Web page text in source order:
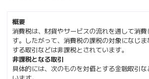
概要
消費税は、財貨やサービスの流れを通して消
す。したがって、消費税の課税の対象になじ
する取引などは非課税とされています。
非課税となる取引
具体的には、次のものを対価とする金融取引